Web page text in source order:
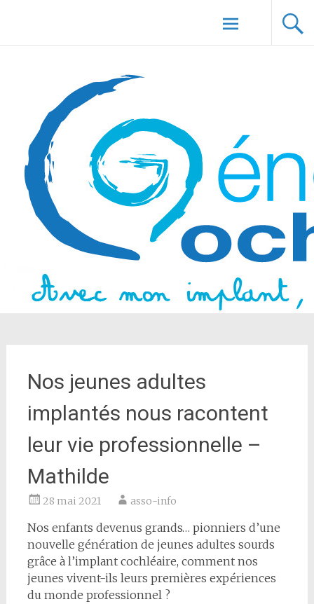
Aller au
contenu
principal
Nos jeunes adultes
implantés nous racontent
leur vie professionnelle –
Mathilde
28 mai 2021 asso-info
Nos enfants devenus grands… pionniers d’une
nouvelle génération de jeunes adultes sourds
grâce à l’implant cochléaire, comment nos
jeunes vivent-ils leurs premières expériences
du monde professionnel ?